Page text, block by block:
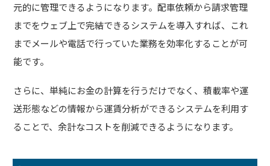
元的に管理できるようになります。配車依頼から請求管理
までをウェブ上で完結できるシステムを導入すれば、これ
までメールや電話で行っていた業務を効率化することが可
能です。
さらに、単純にお金の計算を行うだけでなく、積載率や運
送形態などの情報から運賃分析ができるシステムを利用す
ることで、余計なコストを削減できるようになります。